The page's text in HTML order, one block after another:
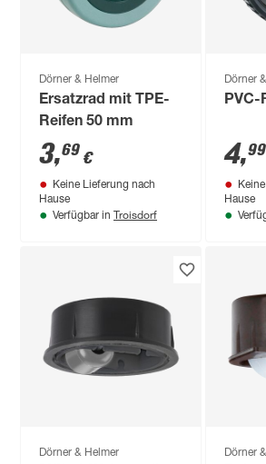
Dörner & Helmer
Ersatzrad mit TPE-
Reifen 50 mm
3,69 €
Keine Lieferung nach
Hause
Verfügbar in Troisdorf
Dörner
PVC-
4,99
Hause
Dörner & Helmer Dörner